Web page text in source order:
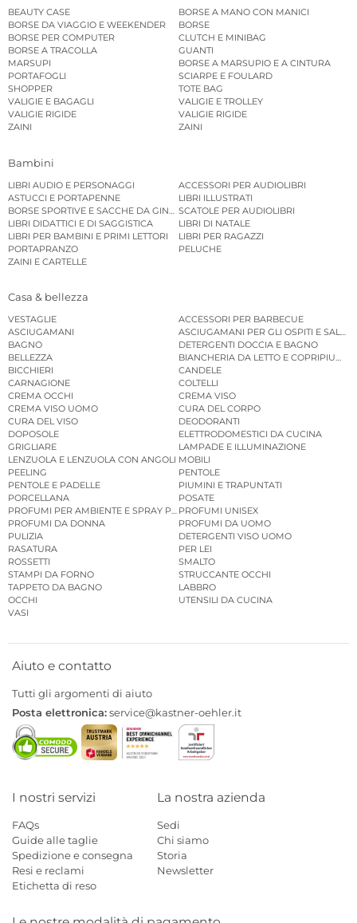
BEAUTY CASE
BORSE A MANO CON MANICI
BORSE DA VIAGGIO E WEEKENDER
BORSE
BORSE PER COMPUTER
CLUTCH E MINIBAG
BORSE A TRACOLLA
GUANTI
MARSUPI
BORSE A MARSUPIO E A CINTURA
PORTAFOGLI
SCIARPE E FOULARD
SHOPPER
TOTE BAG
VALIGIE E BAGAGLI
VALIGIE E TROLLEY
VALIGIE RIGIDE
VALIGIE RIGIDE
ZAINI
ZAINI
Bambini
LIBRI AUDIO E PERSONAGGI
ACCESSORI PER AUDIOLIBRI
ASTUCCI E PORTAPENNE
LIBRI ILLUSTRATI
BORSE SPORTIVE E SACCHE DA GINNASTICASCATOLE PER AUDIOLIBRI
LIBRI DIDATTICI E DI SAGGISTICA
LIBRI DI NATALE
LIBRI PER BAMBINI E PRIMI LETTORI
LIBRI PER RAGAZZI
PORTAPRANZO
PELUCHE
ZAINI E CARTELLE
Casa & bellezza
VESTAGLIE
ACCESSORI PER BARBECUE
ASCIUGAMANI
ASCIUGAMANI PER GLI OSPITI E
BAGNO
DETERGENTI DOCCIA E BAGNO
BELLEZZA
BIANCHERIA DA LETTO E COPRIPIUMINI
BICCHIERI
CANDELE
CARNAGIONE
COLTELLI
CREMA OCCHI
CREMA VISO
CREMA VISO UOMO
CURA DEL CORPO
CURA DEL VISO
DEODORANTI
DOPOSOLE
ELETTRODOMESTICI DA CUCINA
GRIGLIARE
LAMPADE E ILLUMINAZIONE
LENZUOLA E LENZUOLA CON ANGOLI MOBILI
PEELING
PENTOLE
PENTOLE E PADELLE
PIUMINI E TRAPUNTATI
PORCELLANA
POSATE
PROFUMI PER AMBIENTE E SPRAY PER AMBIENTE
PROFUMI UNISEX
PROFUMI DA DONNA
PROFUMI DA UOMO
PULIZIA
DETERGENTI VISO UOMO
RASATURA
PER LEI
ROSSETTI
SMALTO
STAMPI DA FORNO
STRUCCANTE OCCHI
TAPPETO DA BAGNO
LABBRO
OCCHI
UTENSILI DA CUCINA
VASI
Aiuto e contatto
Tutti gli argomenti di aiuto
Posta elettronica:service@kastner-oehler.it
I nostri servizi
FAQs
Guide alle taglie
Spedizione e consegna
Resi e reclami
Etichetta di reso
La nostra azienda
Sedi
Chi siamo
Storia
Newsletter